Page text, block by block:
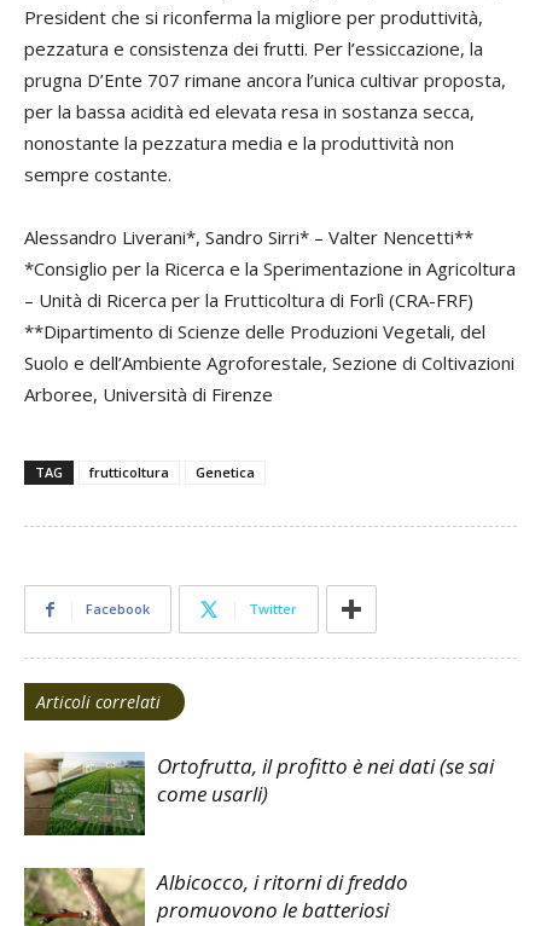
President che si riconferma la migliore per produttività,
pezzatura e consistenza dei frutti. Per l’essiccazione, la
prugna D’Ente 707 rimane ancora l’unica cultivar proposta,
per la bassa acidità ed elevata resa in sostanza secca,
nonostante la pezzatura media e la produttività non
sempre costante.
Alessandro Liverani*, Sandro Sirri* – Valter Nencetti**
*Consiglio per la Ricerca e la Sperimentazione in Agricoltura
– Unità di Ricerca per la Frutticoltura di Forlì (CRA-FRF)
**Dipartimento di Scienze delle Produzioni Vegetali, del
Suolo e dell’Ambiente Agroforestale, Sezione di Coltivazioni
Arboree, Università di Firenze
TAG frutticoltura Genetica
Facebook Twitter
Articoli correlati
Ortofrutta, il profitto è nei dati (se sai
come usarli)
Albicocco, i ritorni di freddo
promuovono le batteriosi